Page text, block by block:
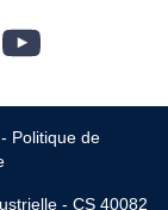
YouTube
Politique de
- CS 40082